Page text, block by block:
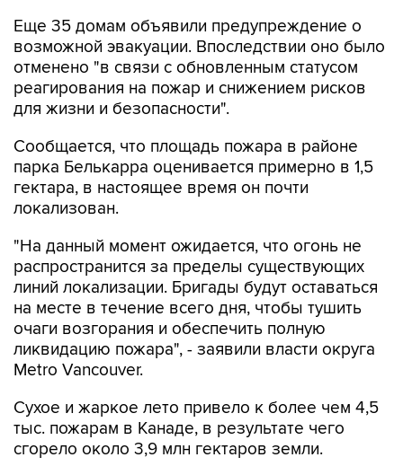
Еще 35 домам объявили предупреждение о
возможной эвакуации. Впоследствии оно было
отменено "в связи с обновленным статусом
реагирования на пожар и снижением рисков
для жизни и безопасности".
Сообщается, что площадь пожара в районе
парка Белькарра оценивается примерно в 1,5
гектара, в настоящее время он почти
локализован.
"На данный момент ожидается, что огонь не
распространится за пределы существующих
линий локализации. Бригады будут оставаться
на месте в течение всего дня, чтобы тушить
очаги возгорания и обеспечить полную
ликвидацию пожара", - заявили власти округа
Metro Vancouver.
Сухое и жаркое лето привело к более чем 4,5
тыс. пожарам в Канаде, в результате чего
сгорело около 3,9 млн гектаров земли.